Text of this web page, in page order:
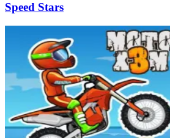
Speed Stars